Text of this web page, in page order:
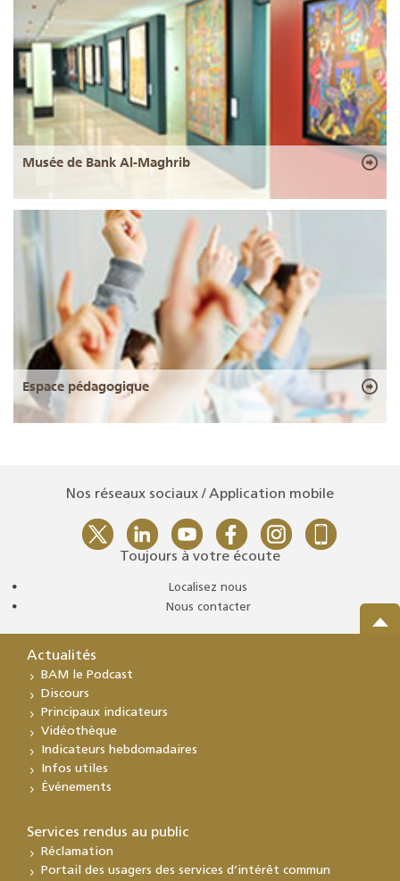
Musée de Bank Al-Maghrib
Espace pédagogique
Nos réseaux sociaux / Application mobile
Toujours à votre écoute
Localisez nous
Nous contacter
Actualités
BAM le Podcast
Discours
Principaux indicateurs
Vidéothèque
Indicateurs hebdomadaires
Infos utiles
Événements
Services rendus au public
Réclamation
Portail des usagers des services d’intérêt commun